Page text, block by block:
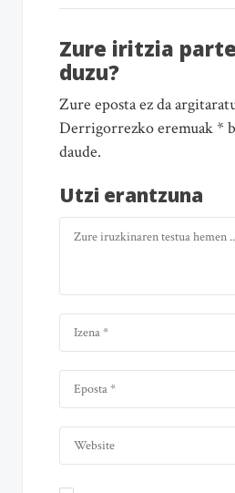
Zure iritzia
duzu?
Zure eposta ez da
Derrigorrezko eremuak *
daude.
Utzi erantzuna